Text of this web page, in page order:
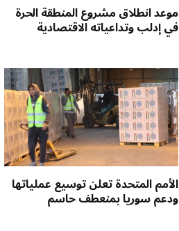
موعد انطلاق مشروع المنطقة الحرة
في إدلب وتداعياته الاقتصادية
الأمم المتحدة تعلن توسيع عملياتها
ودعم سوريا بمنعطف حاسم